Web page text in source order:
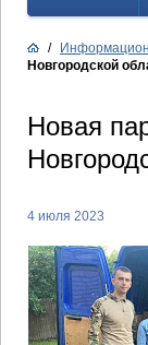
/
Новгородской
Новая
4 июля 2023